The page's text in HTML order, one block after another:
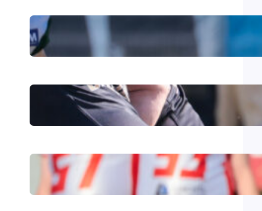
Starke Reaktion in Gießen:
Farmers beenden Negativserie
mit 42:13-Sieg
Raus aus der Negativserie:
Farmers reisen
zum Rivalenduell nach Gießen
Starker Beginn, bitteres Ende:
Farmers unterliegen Augsburg
mit 20:28